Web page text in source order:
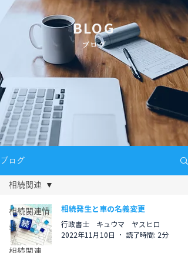
BLOG
​ブログ
ブログ
相続関連情
報
相続関連
相続関連
相続発生と車の名義変更
行政書士 キュウマ ヤスヒロ
2022年11月10日
読了時間: 2分